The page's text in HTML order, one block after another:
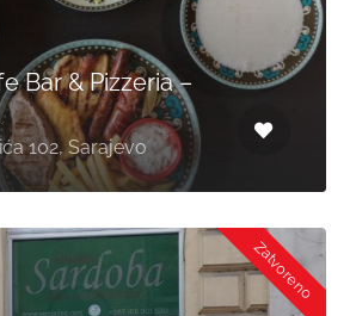
Bar & Pizzeria –
102, Sarajevo
Zatvoreno